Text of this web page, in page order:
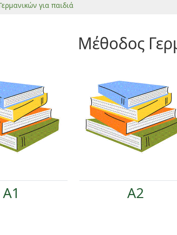
για παιδιά
Μέθοδος
A1 A2